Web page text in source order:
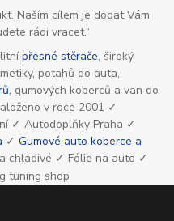
Naším cílem je dodat Vám
rádi vracet.“
přesné stěrače, široký
potahů do auta,
, gumových koberců a van do
v roce 2001 ✓
✓ Autodoplňky Praha ✓
✓Gumové auto koberce a
a chladivé ✓ Fólie na auto ✓